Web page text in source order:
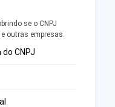
se o CNPJ
outras empresas.
CNPJ